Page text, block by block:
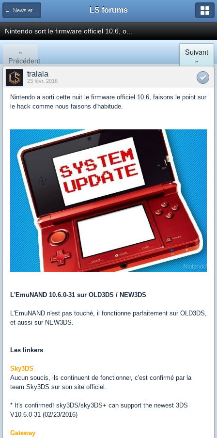
← News et actualités postées sur LS LS forums
Nintendo sort le firmware officiel 10.6, o...
«
Précédent
Suivant
»
tralala
23 févr. 2016
Nintendo a sorti cette nuit le firmware officiel 10.6, faisons le point sur
le hack comme nous faisons d'habitude.
L'EmuNAND 10.6.0-31 sur OLD3DS / NEW3DS
L'EmuNAND n'est pas touché, il fonctionne parfaitement sur OLD3DS,
et aussi sur NEW3DS.
Les linkers
Sky3DS
Aucun soucis, ils continuent de fonctionner, c'est confirmé par la
team Sky3DS sur son site officiel.
* It's confirmed! sky3DS/sky3DS+ can support the newest 3DS
V10.6.0-31 (02/23/2016)
Gateway